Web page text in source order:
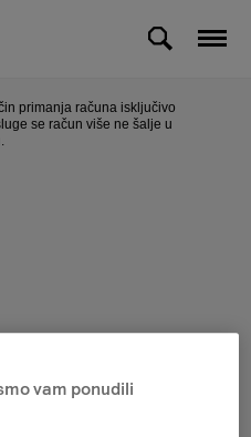
primanja računa isključivo
se račun više ne šalje u
vam ponudili